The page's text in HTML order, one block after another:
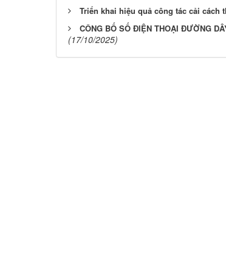
Triển khai hiệu quả công tác cải cách
CÔNG BỐ SỐ ĐIỆN THOẠI ĐƯỜNG
(17/10/2025)